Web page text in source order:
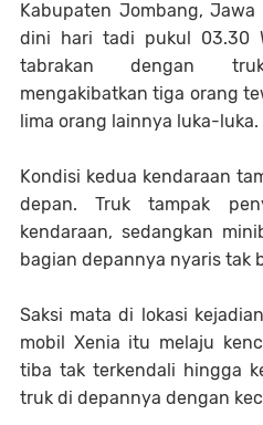
Kabupaten Jombang,
dini hari tadi pukul 03.30
tabrakan dengan
mengakibatkan tiga orang
lima orang lainnya luka-luka.
Kondisi kedua kendaraan
depan. Truk tampak
kendaraan, sedangkan
bagian depannya nyaris tak
Saksi mata di lokasi
mobil Xenia itu melaju
tiba tak terkendali hingga
truk di depannya dengan